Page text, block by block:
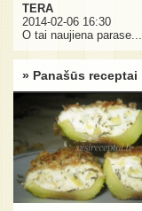
TERA
2014-02-06 16:30
O tai naujiena
» Panašūs receptai